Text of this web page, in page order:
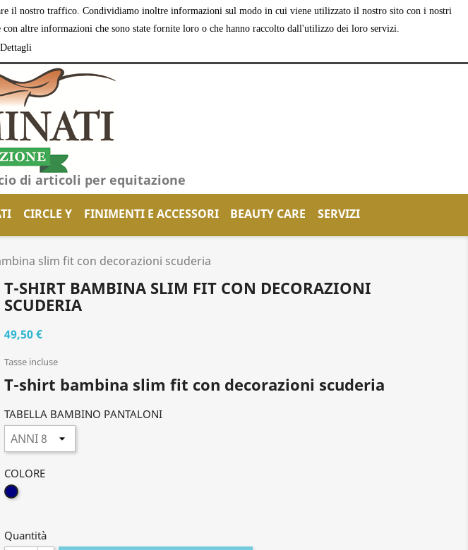
il nostro traffico. Condividiamo inoltre informazioni sul modo in cui viene utilizzato il nostro sito con i nostri
altre informazioni che sono state fornite loro o che hanno raccolto dall'utilizzo dei loro servizi.
Dettagli
 Accedi shopping_cart Carrello(0)
di articoli per equitazione
CIRCLE Y FINIMENTI E ACCESSORI BEAUTY CARE SERVIZI
slim fit con decorazioni scuderia
T-SHIRT BAMBINA SLIM FIT CON DECORAZIONI
SCUDERIA
49,50 €
Tasse incluse
T-shirt bambina slim fit con decorazioni scuderia
TABELLA BAMBINO PANTALONI
COLORE
BLU
Quantità